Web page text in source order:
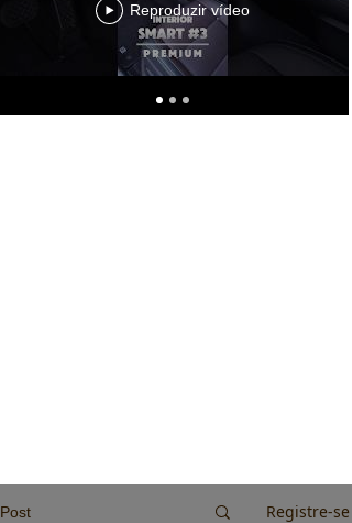
Reproduzir vídeo
Post Registre-se